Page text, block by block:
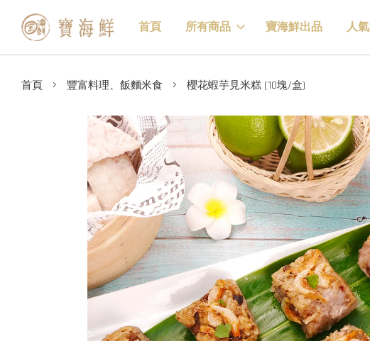
首頁 所有商品 寶海鮮出品 人
首頁 › 豐富料理、飯麵米食 › 櫻花蝦芋見米糕 (10塊/盒)